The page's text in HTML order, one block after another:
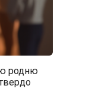
родню